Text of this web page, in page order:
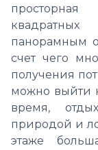
панорамным
счет чего
получения
можно выйти
время,
природой и
этаже